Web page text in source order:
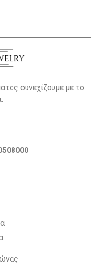
συνεχίζουμε με το